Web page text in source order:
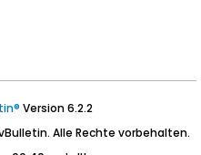
Version 6.2.2
Alle Rechte vorbehalten.